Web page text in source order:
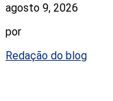
agosto 9, 2026
por
Redação do blog